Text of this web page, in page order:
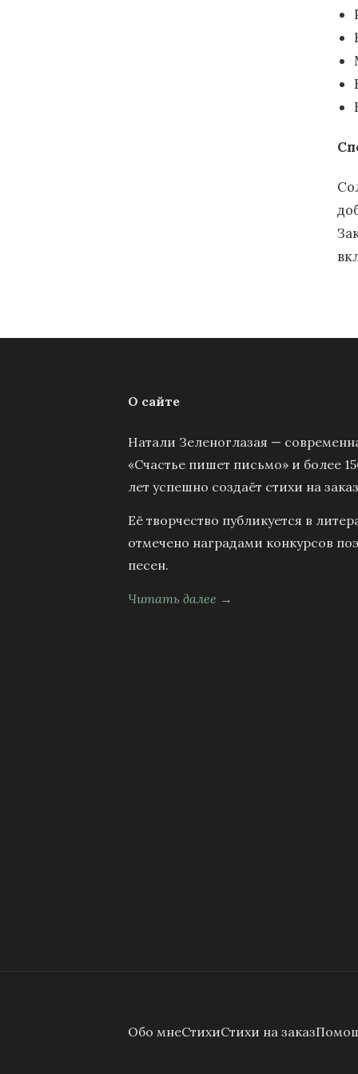
О сайте
Натали Зеленоглазая —
«Счастье пишет письмо» и более
лет успешно создаёт стихи на
Её творчество публикуется в
отмечено наградами конкурсов
песен.
Читать далее →
Обо мнеСтихиСтихи на заказ